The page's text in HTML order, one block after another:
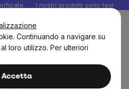
Continuando a navigare su
loro utilizzo. Per ulteriori
Accetta
I nostri prodotti sono testati
Tintura